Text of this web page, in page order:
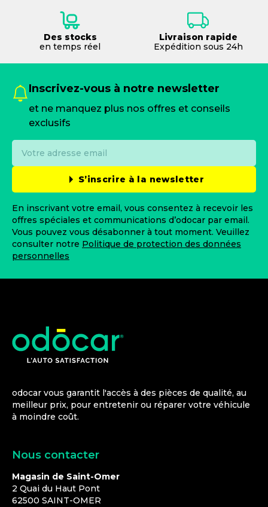
Des stocks
en temps réel
Livraison rapide
Expédition sous 24h
Inscrivez-vous à notre newsletter
et ne manquez plus nos offres et conseils
exclusifs
S’inscrire à la newsletter
En inscrivant votre email, vous consentez à recevoir les
offres spéciales et communications d’odocar par email.
Vous pouvez vous désabonner à tout moment. Veuillez
consulter notre Politique de protection des données
personnelles
odocar vous garantit l'accès à des pièces de qualité, au
meilleur prix, pour entretenir ou réparer votre véhicule
à moindre coût.
Nous contacter
Magasin de Saint-Omer
2 Quai du Haut Pont
62500 SAINT-OMER